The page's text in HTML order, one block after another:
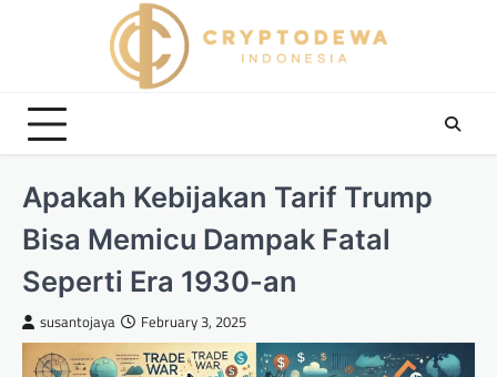
Apakah Kebijakan Tarif Trump
Bisa Memicu Dampak Fatal
Seperti Era 1930-an
susantojaya February 3, 2025